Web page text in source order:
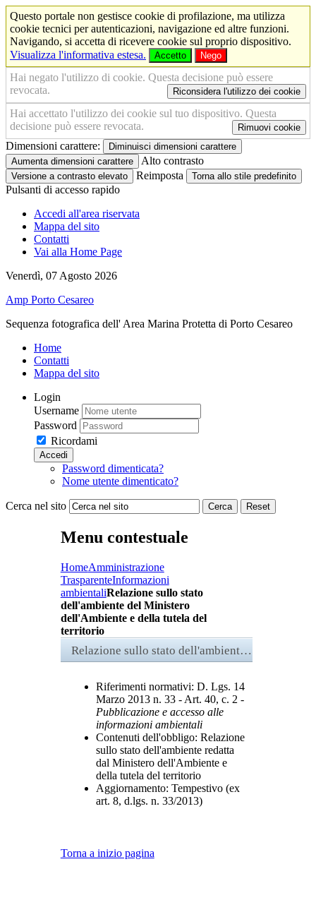
Questo portale non gestisce cookie di profilazione, ma utilizza
cookie tecnici per autenticazioni, navigazione ed altre funzioni.
Navigando, si accetta di ricevere cookie sul proprio dispositivo.
Visualizza l'informativa estesa.
Accetto Nego
Hai negato l'utilizzo di cookie. Questa decisione può essere
revocata.
Riconsidera l'utilizzo dei cookie
Hai accettato l'utilizzo dei cookie sul tuo dispositivo. Questa
decisione può essere revocata.
Rimuovi cookie
Dimensioni carattere:
Diminuisci dimensioni carattere
Aumenta dimensioni carattere
Alto contrasto
Versione a contrasto elevato Reimposta Torna allo stile predefinito
Pulsanti di accesso rapido
Accedi all'area riservata
Mappa del sito
Contatti
Vai alla Home Page
Venerdì, 07 Agosto 2026
Amp Porto Cesareo
Sequenza fotografica dell' Area Marina Protetta di Porto Cesareo
Home
Contatti
Mappa del sito
Login
Username
Password
Ricordami
Accedi
Password dimenticata?
Nome utente dimenticato?
Cerca nel sito Cerca Reset
Menu contestuale
HomeAmministrazione
TrasparenteInformazioni
ambientaliRelazione sullo stato
dell'ambiente del Ministero
dell'Ambiente e della tutela del
territorio
Relazione sullo stato dell'ambiente del Ministero dell'Ambiente e della tutela del territorio
Riferimenti normativi: D. Lgs. 14
Marzo 2013 n. 33 - Art. 40, c. 2 -
Pubblicazione e accesso alle
informazioni ambientali
Contenuti dell'obbligo: Relazione
sullo stato dell'ambiente redatta
dal Ministero dell'Ambiente e
della tutela del territorio
Aggiornamento: Tempestivo (ex
art. 8, d.lgs. n. 33/2013)
Torna a inizio pagina